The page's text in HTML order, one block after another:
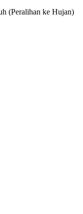
(Peralihan ke Hujan)